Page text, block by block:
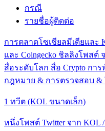
กรณี
รายชื่อผู้ติดต่อ
การตลาดโซเชียลมีเดียและ
และ Coingecko ชิลลิงโพสต์
สื่อระดับโลก สื่อ Crypto การ
กฎหมาย & การตรวจสอบ
1 ทวีต (KOL ขนาดเล็ก)
หนึ่งโพสต์ Twitter จาก KOL